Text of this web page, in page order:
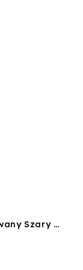
Weber & Weber - Podkład Podfoliowany Szary - 60x50